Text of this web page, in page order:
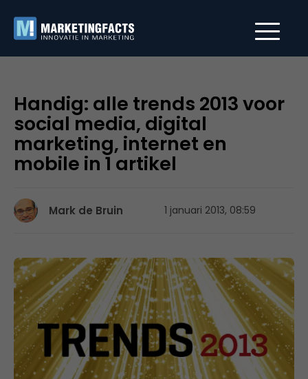
Handig: alle trends 2013 voor
social media, digital
marketing, internet en
mobile in 1 artikel
Mark de Bruin 1 januari 2013, 08:59